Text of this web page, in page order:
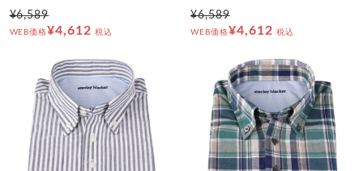
¥6,589
WEB価格¥4,612 税込
¥6,589
WEB価格¥4,612 税込